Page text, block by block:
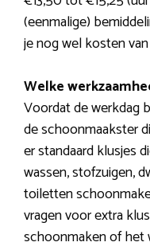
(eenmalige)
je nog wel kosten
Welke
Voordat de werkdag
de schoonmaakster
er standaard klusjes
wassen, stofzuigen,
toiletten
vragen voor extra
schoonmaken of het